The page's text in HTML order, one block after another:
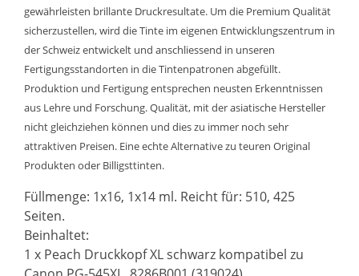
gewährleisten brillante Druckresultate. Um die Premium Qualität
sicherzustellen, wird die Tinte im eigenen Entwicklungszentrum in
der Schweiz entwickelt und anschliessend in unseren
Fertigungsstandorten in die Tintenpatronen abgefüllt.
Produktion und Fertigung entsprechen neusten Erkenntnissen
aus Lehre und Forschung. Qualität, mit der asiatische Hersteller
nicht gleichziehen können und dies zu immer noch sehr
attraktiven Preisen. Eine echte Alternative zu teuren Original
Produkten oder Billigsttinten.
Füllmenge: 1x16, 1x14 ml. Reicht für: 510, 425
Seiten.
Beinhaltet:
1 x Peach Druckkopf XL schwarz kompatibel zu